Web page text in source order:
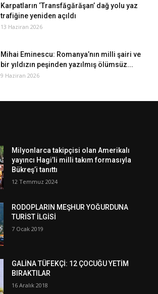
Karpatların ‘Transfăgărăşan’ dağ yolu yaz
trafiğine yeniden açıldı
13 Haziran 2026
Mihai Eminescu: Romanya’nın milli şairi ve
bir yıldızın peşinden yazılmış ölümsüz...
9 Haziran 2026
Milyonlarca takipçisi olan Amerikalı
yayıncı Hagi’li milli takım formasıyla
Bükreş’i tanıttı
12 Temmuz 2024
RODOPLARIN MEŞHUR YOĞURDUNA
TURİST İLGİSİ
7 Ocak 2019
GALİNA TÜFEKÇİ: 12 ÇOCUĞU YETİM
BIRAKTILAR
16 Aralık 2018